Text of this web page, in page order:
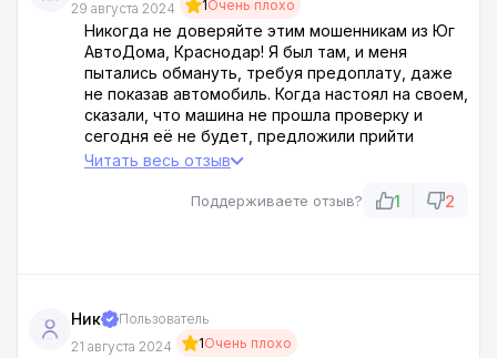
29 августа 2024 1 Очень плохо
Никогда не доверяйте этим мошенникам из Юг
АвтоДома, Краснодар! Я был там, и меня
пытались обмануть, требуя предоплату, даже
не показав автомобиль. Когда настоял на своем,
сказали, что машина не прошла проверку и
сегодня её не будет, предложили прийти
завтра или выбрать из имеющихся в наличии.
чем на сайте, на 30-40%. Да вы что,
Читать весь отзыв
Поддерживаете отзыв? 1 2
Ник
Пользователь
21 августа 2024
1Очень плохо